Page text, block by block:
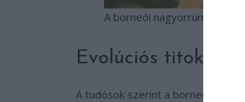
A borneói
Evolúciós titok: a
A tudósok szerint a borneói